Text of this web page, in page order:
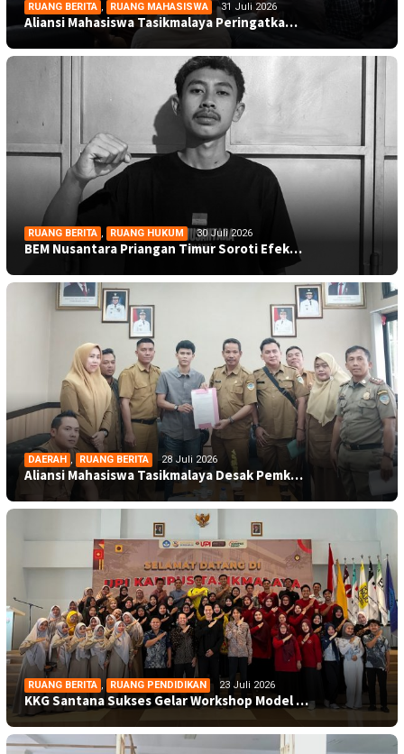
RUANG BERITA , RUANG MAHASISWA 31 Juli 2026
Aliansi Mahasiswa Tasikmalaya Peringatka…
RUANG BERITA , RUANG HUKUM 30 Juli 2026
BEM Nusantara Priangan Timur Soroti Efek…
DAERAH , RUANG BERITA 28 Juli 2026
Aliansi Mahasiswa Tasikmalaya Desak Pemk…
RUANG BERITA , RUANG PENDIDIKAN 23 Juli 2026
KKG Santana Sukses Gelar Workshop Model …